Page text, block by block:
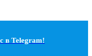
в Telegram!